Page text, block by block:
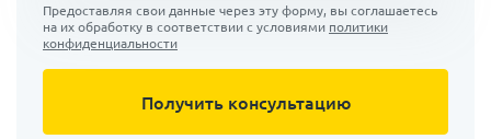
Предоставляя свои данные через эту форму, вы соглашаетесь
на их обработку в соответствии с условиями политики
конфиденциальности